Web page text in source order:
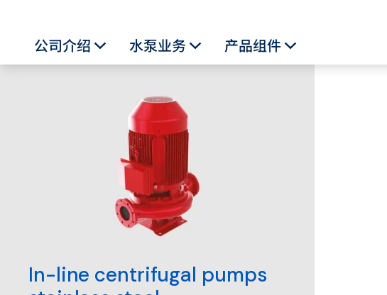
公司介绍 Toggle Dropdown
水泵业务 Toggle Dropdown
产品组件Toggle Dropdown
水泵业务
In-line centrifugal pumps